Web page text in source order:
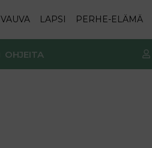
VAUVA LAPSI PERHE-ELÄMÄ
OHJEITA